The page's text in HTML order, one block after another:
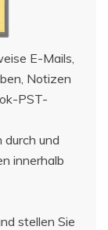
E-Mails,
Notizen
PST-
und
innerhalb
stellen Sie